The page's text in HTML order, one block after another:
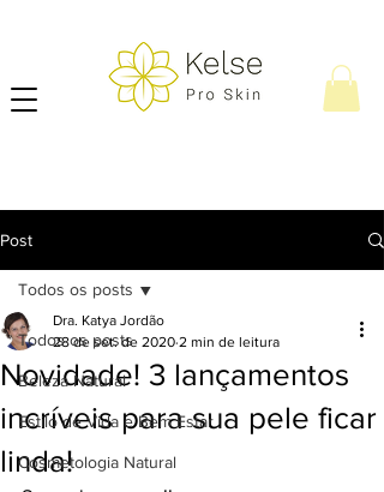
Post
Todos os posts
Beleza Natural
Estilo de Vida e Bem Estar
Cosmetologia Natural
Todos os posts
Novidade! 3 lançamentos
incríveis para sua pele ficar
linda!
Dra. Katya Jordão
28 de set. de 2020 2 min de leitura